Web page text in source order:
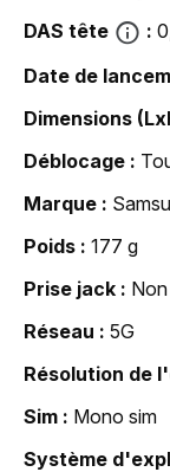
DAS tête
Date de
Dimensions
Déblocage
Marque
Poids
177 g
Prise jack
Non
Réseau
5G
Résolution de
Sim
Mono sim
Système